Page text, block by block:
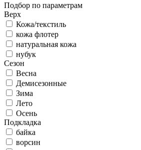
Подбор по параметрам
Верх
Кожа/текстиль
кожа флотер
натуральная кожа
нубук
Сезон
Весна
Демисезонные
Зима
Лето
Осень
Подкладка
байка
ворсин